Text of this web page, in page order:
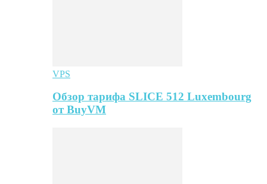
VPS
Обзор тарифа SLICE 512 Luxembourg
от BuyVM